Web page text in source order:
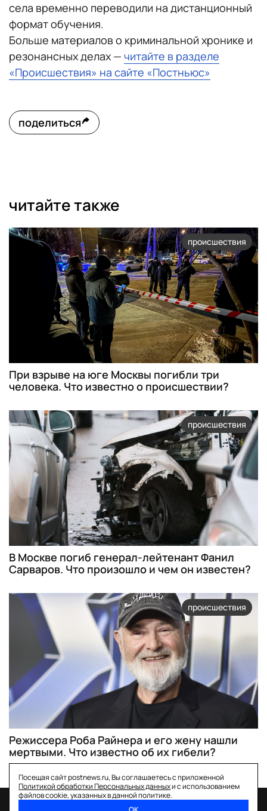
села временно переводили на дистанционный
формат обучения.
Больше материалов о криминальной хронике и
резонансных делах — читайте в разделе
«Происшествия» на сайте «Постньюс»
поделиться
читайте также
происшествия
При взрыве на юге Москвы погибли три
человека. Что известно о происшествии?
происшествия
В Москве погиб генерал-лейтенант Фанил
Сарваров. Что произошло и чем он известен?
происшествия
Режиссера Роба Райнера и его жену нашли
мертвыми. Что известно об их гибели?
Посещая сайт postnews.ru, Вы соглашаетесь с приложенной
Политикой обработки Персональных данныхи с использованием
файлов cookie, указанных в данной политике.